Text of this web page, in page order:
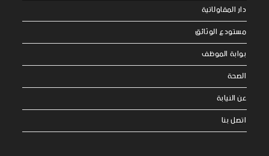
دار المقاولاتية
مستودع الوثائق
بوابة الموظف
الصحة
عن النيابة
اتصل بنا